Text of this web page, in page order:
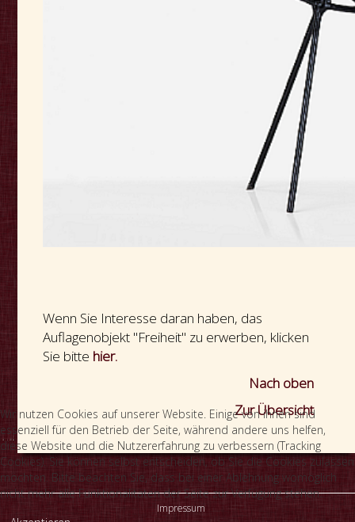
Wenn Sie Interesse daran haben, das
Auflagenobjekt "Freiheit" zu erwerben, klicken
Sie bitte hier.
Nach oben
Zur Übersicht
Impressum
Wir nutzen Cookies auf unserer Website. Einige von ihnen sind
essenziell für den Betrieb der Seite, während andere uns helfen,
diese Website und die Nutzererfahrung zu verbessern (Tracking
Cookies). Sie können selbst entscheiden, ob Sie die Cookies zulassen
möchten. Bitte beachten Sie, dass bei einer Ablehnung womöglich
nicht mehr alle Funktionalitäten der Seite zur Verfügung stehen.